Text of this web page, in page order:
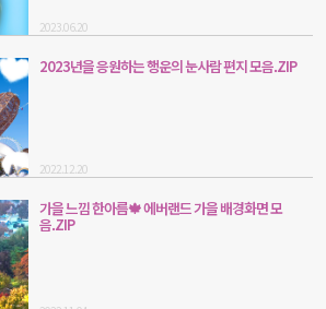
2023.06.20
2023년을 응원하는 행운의 눈사람 편지 모음.ZIP
2022.12.20
가을 느낌 한아름🍁 에버랜드 가을 배경화면 모
음.ZIP